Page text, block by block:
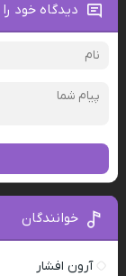
دیدگاه خود
خوانندگان
آرون افشار